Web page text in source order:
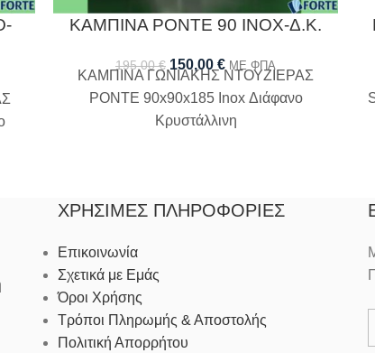
ΚΑΜΠΙΝΑ PONTE 90 ΙΝΟΧ-Δ.Κ.
195,00€ 150,00 € ΜΕ ΦΠΑ
ΚΑΜΠΙΝΑ ΓΩΝΙΑΚΗΣ ΝΤΟΥΖΙΕΡΑΣ
PONTE 90x90x185 Inox Διάφανο
Κρυστάλλινη
ΧΡΉΣΙΜΕΣ ΠΛΗΡΟΦΟΡΊΕΣ
Επικοινωνία
Σχετικά με Εμάς
Όροι Χρήσης
Τρόποι Πληρωμής & Αποστολής
Πολιτική Απορρήτου